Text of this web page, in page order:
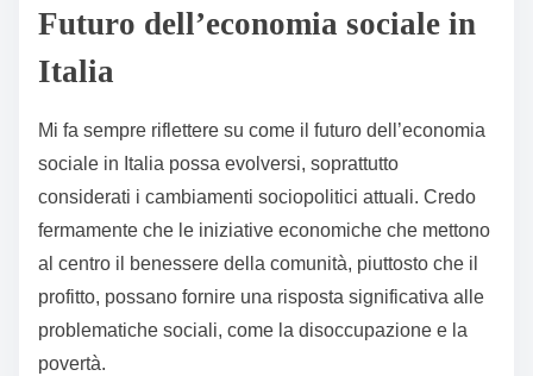
Futuro dell’economia sociale in
Italia
Mi fa sempre riflettere su come il futuro dell’economia
sociale in Italia possa evolversi, soprattutto
considerati i cambiamenti sociopolitici attuali. Credo
fermamente che le iniziative economiche che mettono
al centro il benessere della comunità, piuttosto che il
profitto, possano fornire una risposta significativa alle
problematiche sociali, come la disoccupazione e la
povertà.